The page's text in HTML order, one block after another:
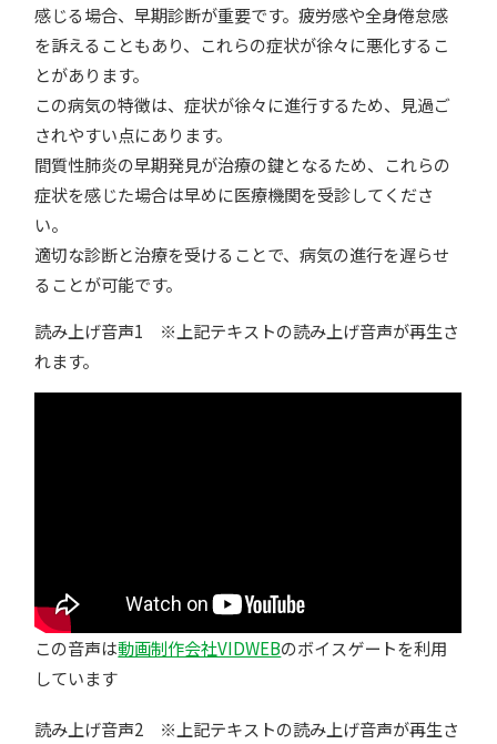
感じる場合、早期診断が重要です。疲労感や全身倦怠感
を訴えることもあり、これらの症状が徐々に悪化するこ
とがあります。
この病気の特徴は、症状が徐々に進行するため、見過ご
されやすい点にあります。
間質性肺炎の早期発見が治療の鍵となるため、これらの
症状を感じた場合は早めに医療機関を受診してくださ
い。
適切な診断と治療を受けることで、病気の進行を遅らせ
ることが可能です。
読み上げ音声1 ※上記テキストの読み上げ音声が再生さ
れます。
この音声は動画制作会社VIDWEBのボイスゲートを利用
しています
読み上げ音声2 ※上記テキストの読み上げ音声が再生さ